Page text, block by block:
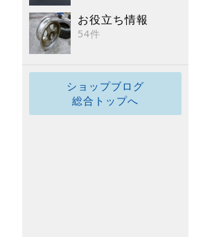
お役立ち情報
54件
ショップブログ
総合トップへ